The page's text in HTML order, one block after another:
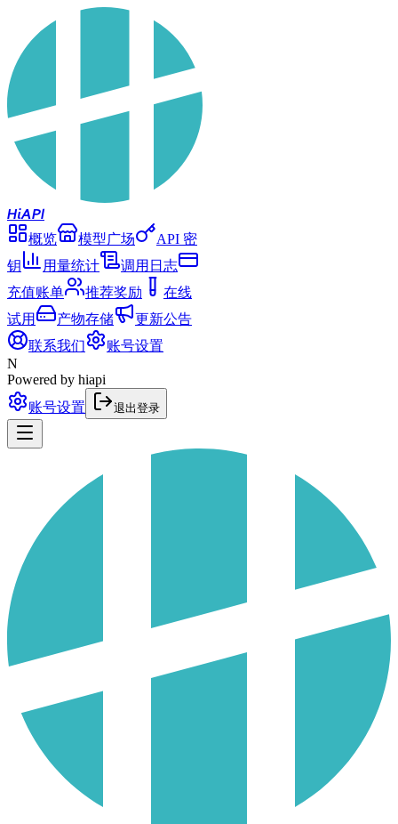
HiAPI
概览 模型广场
API 密
钥
用量统计
调用日志
充值账单
推荐奖励
在线
试用
产物存储
更新公告
联系我们
账号设置
N
Powered by hiapi
账号设置
退出登录